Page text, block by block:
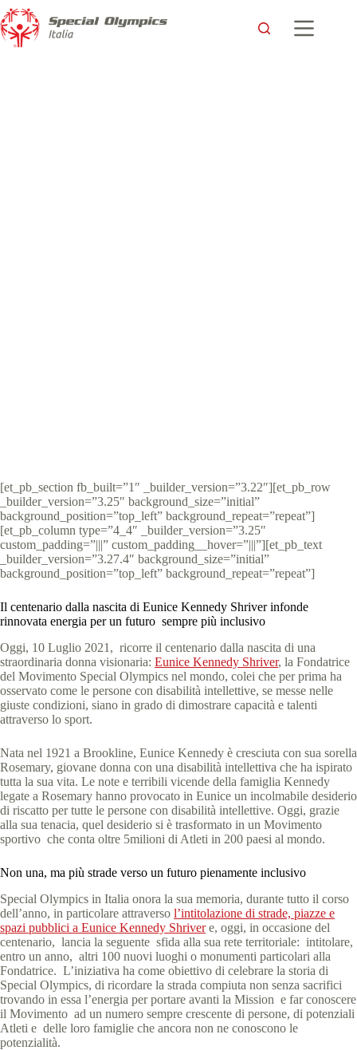
[et_pb_section fb_built=”1″ _builder_version=”3.22″][et_pb_row
_builder_version=”3.25″ background_size=”initial”
background_position=”top_left” background_repeat=”repeat”]
[et_pb_column type=”4_4″ _builder_version=”3.25″
custom_padding=”|||” custom_padding__hover=”|||”][et_pb_text
_builder_version=”3.27.4″ background_size=”initial”
background_position=”top_left” background_repeat=”repeat”]
Il centenario dalla nascita di Eunice Kennedy Shriver infonde
rinnovata energia per un futuro sempre più inclusivo
Oggi, 10 Luglio 2021, ricorre il centenario dalla nascita di una
straordinaria donna visionaria: Eunice Kennedy Shriver, la Fondatrice
del Movimento Special Olympics nel mondo, colei che per prima ha
osservato come le persone con disabilità intellettive, se messe nelle
giuste condizioni, siano in grado di dimostrare capacità e talenti
attraverso lo sport.
Nata nel 1921 a Brookline, Eunice Kennedy è cresciuta con sua sorella
Rosemary, giovane donna con una disabilità intellettiva che ha ispirato
tutta la sua vita. Le note e terribili vicende della famiglia Kennedy
legate a Rosemary hanno provocato in Eunice un incolmabile desiderio
di riscatto per tutte le persone con disabilità intellettive. Oggi, grazie
alla sua tenacia, quel desiderio si è trasformato in un Movimento
sportivo che conta oltre 5milioni di Atleti in 200 paesi al mondo.
Non una, ma più strade verso un futuro pienamente inclusivo
Special Olympics in Italia onora la sua memoria, durante tutto il corso
dell’anno, in particolare attraverso l’intitolazione di strade, piazze e
spazi pubblici a Eunice Kennedy Shrivere, oggi, in occasione del
centenario, lancia la seguente sfida alla sua rete territoriale: intitolare,
entro un anno, altri 100 nuovi luoghi o monumenti particolari alla
Fondatrice. L’iniziativa ha come obiettivo di celebrare la storia di
Special Olympics, di ricordare la strada compiuta non senza sacrifici
trovando in essa l’energia per portare avanti la Mission e far conoscere
il Movimento ad un numero sempre crescente di persone, di potenziali
Atleti e delle loro famiglie che ancora non ne conoscono le
potenzialità.